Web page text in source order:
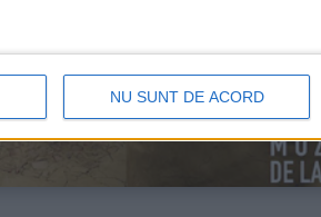
NU SUNT DE ACORD